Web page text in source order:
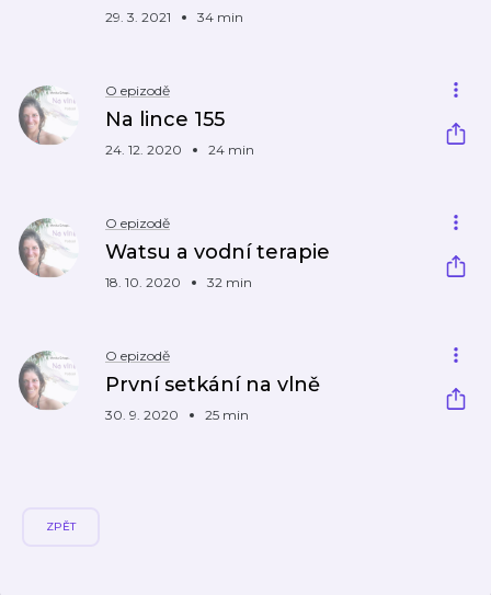
29. 3. 2021 34 min
O epizodě
Na lince 155
24. 12. 2020 24 min
O epizodě
Watsu a vodní terapie
18. 10. 2020 32 min
O epizodě
První setkání na vlně
30. 9. 2020 25 min
ZPĚT